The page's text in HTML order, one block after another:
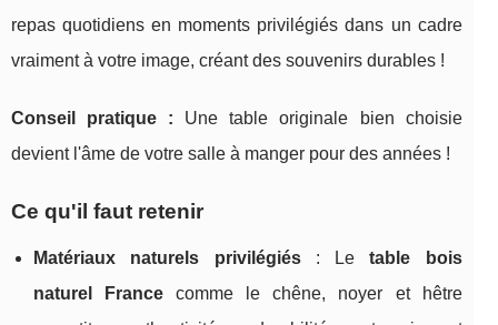
repas quotidiens en moments privilégiés dans un cadre
vraiment à votre image, créant des souvenirs durables !
Conseil pratique : Une table originale bien choisie
devient l'âme de votre salle à manger pour des années !
Ce qu'il faut retenir
Matériaux naturels privilégiés: Letable bois
naturel France comme le chêne, noyer et hêtre